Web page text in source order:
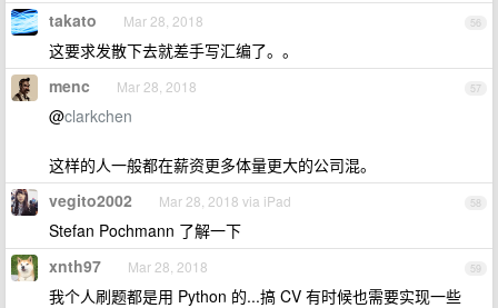
56
takato Mar 28, 2018
这要求发散下去就差手写汇编了。。
57
menc Mar 28, 2018
@clarkchen
这样的人一般都在薪资更多体量更大的公司混。
58
vegito2002 Mar 28, 2018 via iPad
Stefan Pochmann 了解一下
59
xnth97 Mar 28, 2018
我个人刷题都是用 Python 的...搞 CV 有时候也需要实现一些